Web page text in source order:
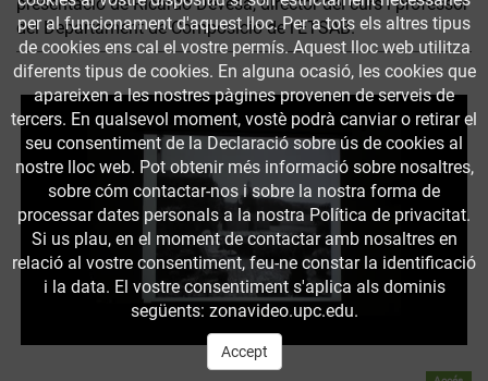
del Departament de Composició de l'ETSAB.
per al funcionament d'aquest lloc. Per a tots els altres tipus
de cookies ens cal el vostre permís. Aquest lloc web utilitza
diferents tipus de cookies. En alguna ocasió, les cookies que
apareixen a les nostres pàgines provenen de serveis de
tercers. En qualsevol moment, vostè podrà canviar o retirar el
seu consentiment de la Declaració sobre ús de cookies al
nostre lloc web. Pot obtenir més informació sobre nosaltres,
sobre cóm contactar-nos i sobre la nostra forma de
processar dates personals a la nostra Política de privacitat.
Si us plau, en el moment de contactar amb nosaltres en
relació al vostre consentiment, feu-ne constar la identificació
i la data. El vostre consentiment s'aplica als dominis
següents: zonavideo.upc.edu.
Accept